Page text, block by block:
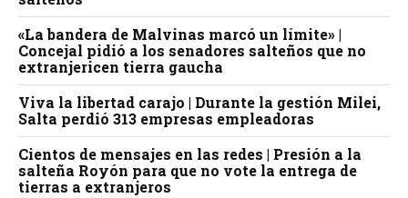
«La bandera de Malvinas marcó un límite» |
Concejal pidió a los senadores salteños que no
extranjericen tierra gaucha
Viva la libertad carajo | Durante la gestión Milei,
Salta perdió 313 empresas empleadoras
Cientos de mensajes en las redes | Presión a la
salteña Royón para que no vote la entrega de
tierras a extranjeros